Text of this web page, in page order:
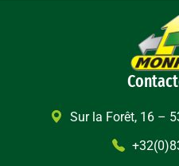
Sur la Forêt, 16 –